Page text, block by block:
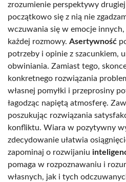
zrozumienie perspektywy
początkowo się z nią nie
wczuwania się w emocje
każdej rozmowy. Asertywność
potrzeby i opinie z szacunkiem,
obwiniania. Zamiast tego,
konkretnego rozwiązania
własnej pomyłki i przeprosiny
łagodząc napiętą atmosferę.
poszukując rozwiązania
konfliktu. Wiara w pozytywny
zdecydowanie ułatwia
zapominaj o rozwijaniu
pomaga w rozpoznawaniu i
własnych, jak i tych